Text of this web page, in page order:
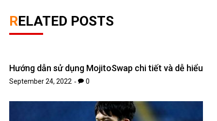
RELATED POSTS
Hướng dẫn sử dụng MojitoSwap chi tiết và dễ hiểu
September 24, 2022 0